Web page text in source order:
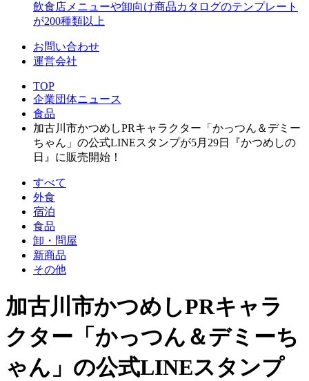
飲食店メニューや卸向け商品カタログのテンプレート
が200種類以上
お問い合わせ
運営会社
TOP
企業団体ニュース
食品
加古川市かつめしPRキャラクター「かっつん＆デミー
ちゃん」の公式LINEスタンプが5月29日『かつめしの
日』に販売開始！
すべて
外食
宿泊
食品
卸・問屋
新商品
その他
加古川市かつめしPRキャラ
クター「かっつん＆デミーち
ゃん」の公式LINEスタンプ